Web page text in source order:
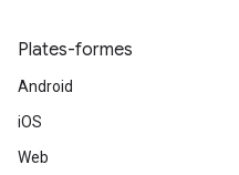
Plates-formes
Android
iOS
Web